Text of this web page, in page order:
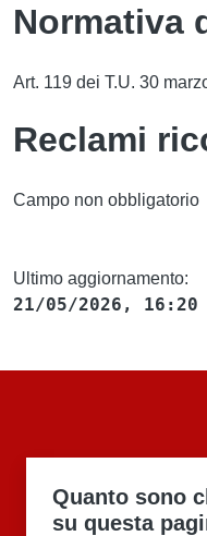
Normativa
Art. 119 dei T.U. 30
Reclami
Campo non obbligatorio
Ultimo aggiornamento:
21/05/2026, 16:20
Quanto sono
su questa